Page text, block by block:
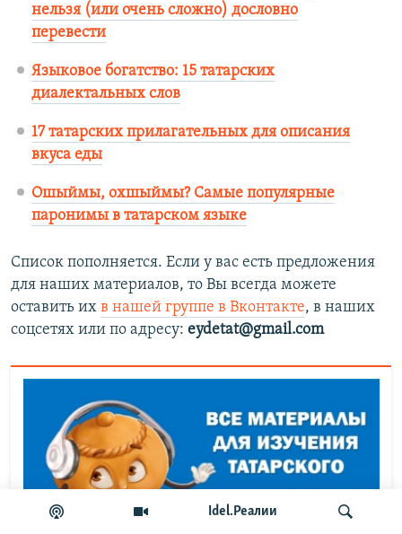
Idel.Реалии
нельзя (или очень сложно) дословно
перевести
Языковое богатство: 15 татарских
диалектальных слов
17 татарских прилагательных для описания
вкуса еды
Ошыймы, охшыймы? Самые популярные
паронимы в татарском языке
Список пополняется. Если у вас есть предложения
для наших материалов, то Вы всегда можете
оставить их в нашей группе в Вконтакте, в наших
соцсетях или по адресу: eydetat@gmail.com